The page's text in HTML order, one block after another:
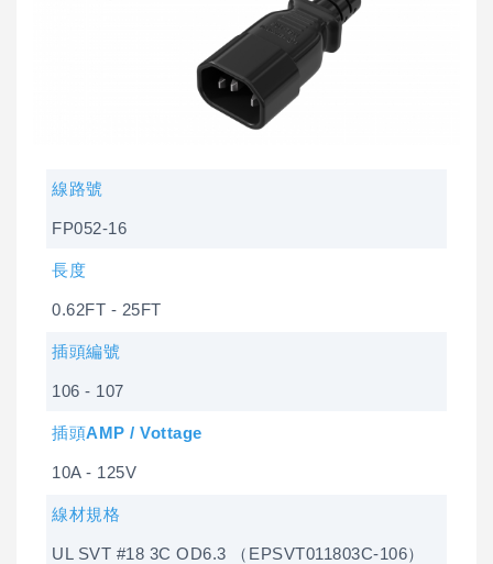
線路號
FP052-16
長度
0.62FT - 25FT
插頭編號
106 - 107
插頭AMP / Vottage
10A - 125V
線材規格
UL SVT #18 3C OD6.3 （EPSVT011803C-106）